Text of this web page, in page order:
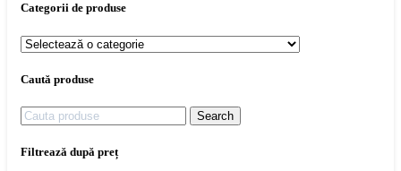
Categorii de produse
Caută produse
Search
Filtrează după preț